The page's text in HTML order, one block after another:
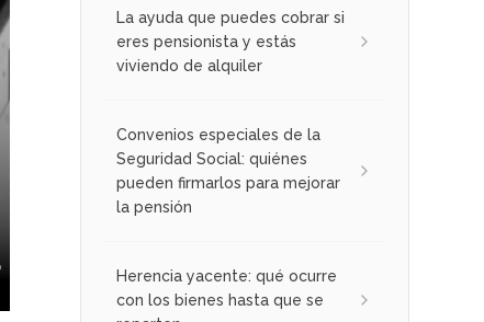
La ayuda que puedes cobrar si
eres pensionista y estás
viviendo de alquiler
Convenios especiales de la
Seguridad Social: quiénes
pueden firmarlos para mejorar
la pensión
Herencia yacente: qué ocurre
con los bienes hasta que se